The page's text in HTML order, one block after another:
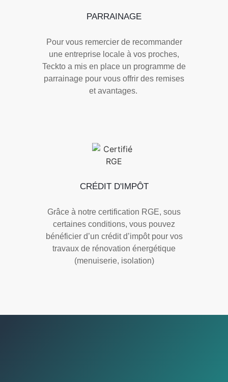
PARRAINAGE
Pour vous remercier de recommander
une entreprise locale à vos proches,
Teckto a mis en place un programme de
parrainage pour vous offrir des remises
et avantages.
CRÉDIT D'IMPÔT
Grâce à notre certification RGE, sous
certaines conditions, vous pouvez
bénéficier d’un crédit d’impôt pour vos
travaux de rénovation énergétique
(menuiserie, isolation)